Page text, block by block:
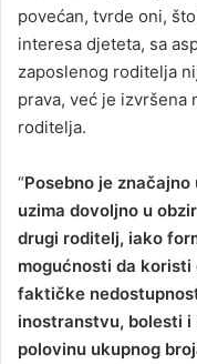
povećan, tvrde oni,
interesa djeteta, sa
zaposlenog roditelja
prava, već je izvršena
roditelja.
“Posebno je
uzima dovoljno u
drugi roditelj, iako
mogućnosti da koristi
faktičke
inostranstvu, bolesti i
polovinu ukupnog